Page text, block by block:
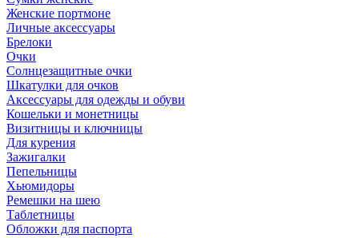
Женские портмоне
Личные аксессуары
Брелоки
Очки
Солнцезащитные очки
Шкатулки для очков
Аксессуары для одежды и обуви
Кошельки и монетницы
Визитницы и ключницы
Для курения
Зажигалки
Пепельницы
Хьюмидоры
Ремешки на шею
Таблетницы
Обложки для паспорта